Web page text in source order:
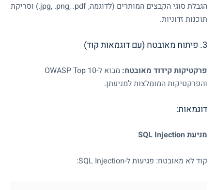
הגבלת סוגי הקבצים המותרים (לדוגמה,
.jpg, .png, .pdf
) וסריקת
תוכנות זדוניות.
3. פיתוח מאובטח (עם דוגמאות קוד)
פרקטיקות קידוד מאובטח: מבוא ל-OWASP Top 10
והפרקטיקות המומלצות למניעתן.
דוגמאות:
מניעת SQL Injection
קוד לא מאובטח: פגיעות ל-SQL Injection
: